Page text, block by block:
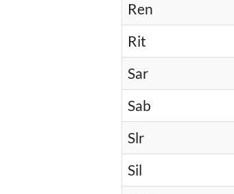
Ren
Rit
Sar
Sab
Slr
Sil